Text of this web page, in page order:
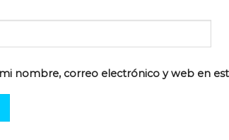
nombre, correo electrónico y web en